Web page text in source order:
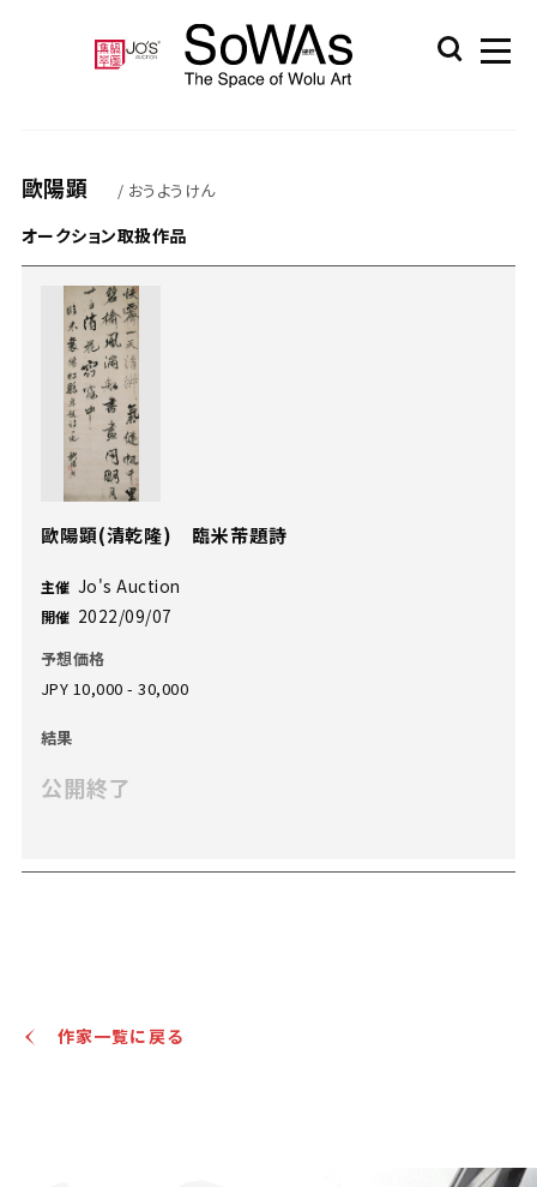
歐陽顕 / おうようけん
オークション取扱作品
歐陽顕(清乾隆) 臨米芾題詩
主催 Jo's Auction
開催 2022/09/07
予想価格
JPY 10,000 - 30,000
結果
公開終了
作家一覧に戻る